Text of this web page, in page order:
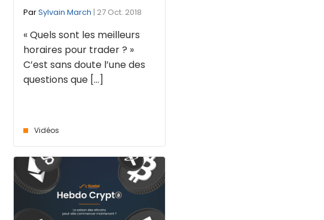
ParSylvain March | 27 Oct. 2018
« Quels sont les meilleurs
horaires pour trader ? »
C’est sans doute l’une des
questions que [...]
Vidéos